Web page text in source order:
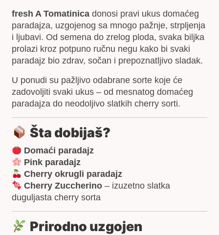
fresh A Tomatinica donosi pravi ukus domaćeg
paradajza, uzgojenog sa mnogo pažnje, strpljenja
i ljubavi. Od semena do zrelog ploda, svaka biljka
prolazi kroz potpuno ručnu negu kako bi svaki
paradajz bio zdrav, sočan i prepoznatljivo sladak.
U ponudi su pažljivo odabrane sorte koje će
zadovoljiti svaki ukus – od mesnatog domaćeg
paradajza do neodoljivo slatkih cherry sorti.
Šta dobijaš?
Domaći paradajz
Pink paradajz
Cherry okrugli paradajz
Cherry Zuccherino – izuzetno slatka
duguljasta cherry sorta
Prirodno uzgojen